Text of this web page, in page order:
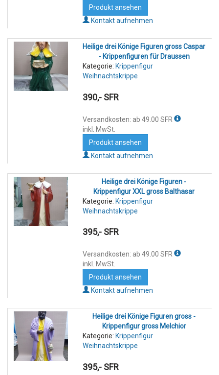
Produkt ansehen
Kontakt aufnehmen
Heilige drei Könige Figuren gross Caspar
- Krippenfiguren für Draussen
Kategorie: Krippenfigur
Weihnachtskrippe
390,- SFR
Versandkosten: ab 49.00 SFR
inkl. MwSt.
Produkt ansehen
Kontakt aufnehmen
Heilige drei Könige Figuren -
Krippenfigur XXL gross Balthasar
Kategorie: Krippenfigur
Weihnachtskrippe
395,- SFR
Versandkosten: ab 49.00 SFR
inkl. MwSt.
Produkt ansehen
Kontakt aufnehmen
Heilige drei Könige Figuren gross -
Krippenfigur gross Melchior
Kategorie: Krippenfigur
Weihnachtskrippe
395,- SFR